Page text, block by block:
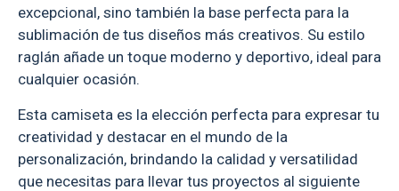
excepcional, sino también la base perfecta para la
sublimación de tus diseños más creativos. Su estilo
raglán añade un toque moderno y deportivo, ideal para
cualquier ocasión.
Esta camiseta es la elección perfecta para expresar tu
creatividad y destacar en el mundo de la
personalización, brindando la calidad y versatilidad
que necesitas para llevar tus proyectos al siguiente